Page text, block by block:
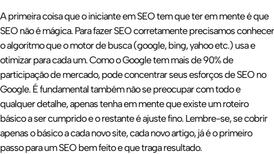
A primeira coisa que o iniciante em SEO tem que ter em mente é que
SEO não é mágica. Para fazer SEO corretamente precisamos conhecer
o algoritmo que o motor de busca (google, bing, yahoo etc.) usa e
otimizar para cada um. Como o Google tem mais de 90% de
participação de mercado, pode concentrar seus esforços de SEO no
Google. É fundamental também não se preocupar com todo e
qualquer detalhe, apenas tenha em mente que existe um roteiro
básico a ser cumprido e o restante é ajuste fino. Lembre-se, se cobrir
apenas o básico a cada novo site, cada novo artigo, já é o primeiro
passo para um SEO bem feito e que traga resultado.